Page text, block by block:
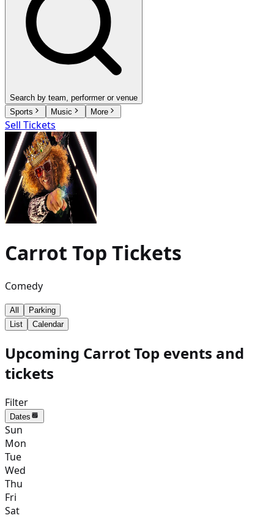
Search by team, performer or venue
Sports
Music More
Sell Tickets
Carrot Top Tickets
Comedy
All
Parking
List
Calendar
Upcoming Carrot Top events and
tickets
Filter
Dates
Sun
Mon
Tue
Wed
Thu
Fri
Sat